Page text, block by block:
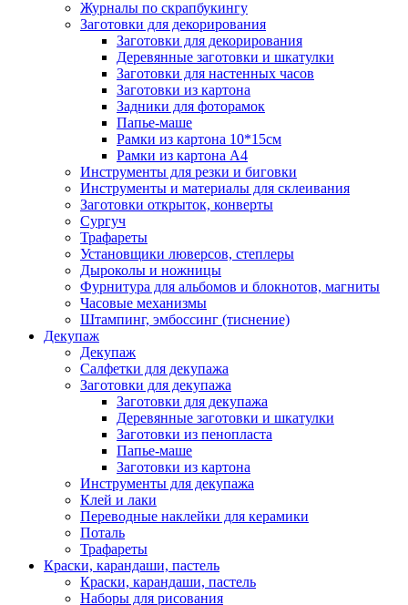
Журналы по скрапбукингу
Заготовки для декорирования
Заготовки для декорирования
Деревянные заготовки и шкатулки
Заготовки для настенных часов
Заготовки из картона
Задники для фоторамок
Папье-маше
Рамки из картона 10*15см
Рамки из картона А4
Инструменты для резки и биговки
Инструменты и материалы для склеивания
Заготовки открыток, конверты
Сургуч
Трафареты
Установщики люверсов, степлеры
Дыроколы и ножницы
Фурнитура для альбомов и блокнотов, магниты
Часовые механизмы
Штампинг, эмбоссинг (тиснение)
Декупаж
Декупаж
Салфетки для декупажа
Заготовки для декупажа
Заготовки для декупажа
Деревянные заготовки и шкатулки
Заготовки из пенопласта
Папье-маше
Заготовки из картона
Инструменты для декупажа
Клей и лаки
Переводные наклейки для керамики
Поталь
Трафареты
Краски, карандаши, пастель
Краски, карандаши, пастель
Наборы для рисования